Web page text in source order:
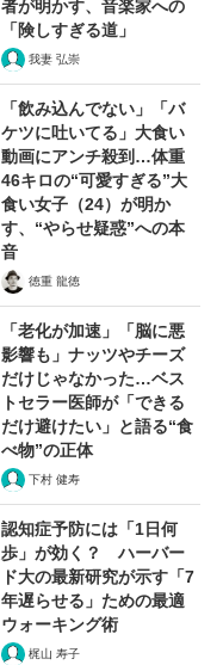
者が明かす、音楽家への
「険しすぎる道」
我妻 弘崇
「飲み込んでない」「バ
ケツに吐いてる」大食い
動画にアンチ殺到…体重
46キロの“可愛すぎる”大
食い女子（24）が明か
す、“やらせ疑惑”への本
音
徳重 龍徳
「老化が加速」「脳に悪
影響も」ナッツやチーズ
だけじゃなかった…ベス
トセラー医師が「できる
だけ避けたい」と語る“食
べ物”の正体
下村 健寿
認知症予防には「1日何
歩」が効く？ ハーバー
ド大の最新研究が示す「7
年遅らせる」ための最適
ウォーキング術
梶山 寿子